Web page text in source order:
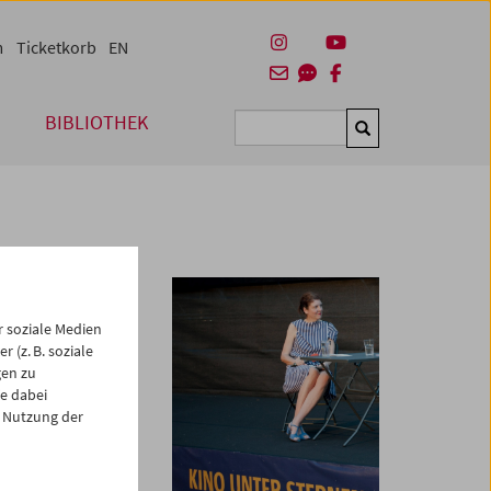
BIBLIOTHEK Suchen
Ticketkorb EN
25. Juli 2025
Freundin
im
Medien
(z. B. soziale
zu
dabei
der